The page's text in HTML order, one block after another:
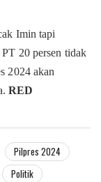
Imin tapi
20 persen tidak
2024 akan
RED
Pilpres 2024
Politik